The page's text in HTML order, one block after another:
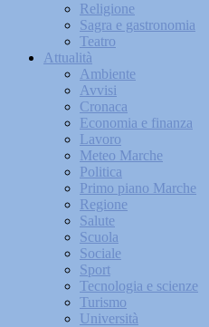
Religione
Sagra e gastronomia
Teatro
Attualità
Ambiente
Avvisi
Cronaca
Economia e finanza
Lavoro
Meteo Marche
Politica
Primo piano Marche
Regione
Salute
Scuola
Sociale
Sport
Tecnologia e scienze
Turismo
Università